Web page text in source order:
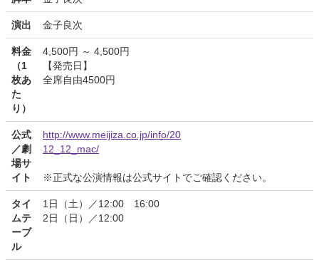
演出 金子良次
料金
（1
枚あ
た
り）
4,500円 ～ 4,500円
【発売日】
全席自由4500円
公式
／劇
場サ
イト
http://www.meijiza.co.jp/info/20
12_12_mac/
※正式な公演情報は公式サイトでご確認ください。
タイ
ムテ
ーブ
ル
1日（土）／12:00 16:00
2日（日）／12:00